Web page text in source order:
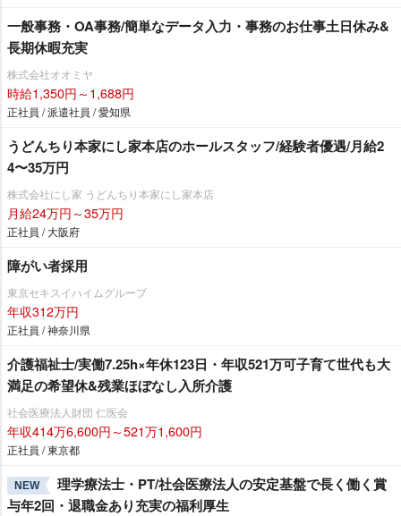
一般事務・OA事務/簡単なデータ入力・事務のお仕事土日休み&
長期休暇充実
株式会社オオミヤ
時給1,350円～1,688円
正社員 / 派遣社員 / 愛知県
うどんちり本家にし家本店のホールスタッフ/経験者優遇/月給2
4〜35万円
株式会社にし家 うどんちり本家にし家本店
月給24万円～35万円
正社員 / 大阪府
障がい者採用
東京セキスイハイムグループ
年収312万円
正社員 / 神奈川県
介護福祉士/実働7.25h×年休123日・年収521万可子育て世代も大
満足の希望休&残業ほぼなし入所介護
社会医療法人財団 仁医会
年収414万6,600円～521万1,600円
正社員 / 東京都
NEW
理学療法士・PT/社会医療法人の安定基盤で長く働く賞
与年2回・退職金あり充実の福利厚生